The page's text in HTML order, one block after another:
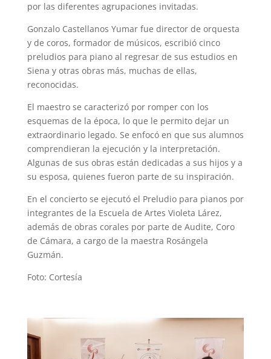
por las diferentes agrupaciones invitadas.
Gonzalo Castellanos Yumar fue director de orquesta
y de coros, formador de músicos, escribió cinco
preludios para piano al regresar de sus estudios en
Siena y otras obras más, muchas de ellas,
reconocidas.
El maestro se caracterizó por romper con los
esquemas de la época, lo que le permito dejar un
extraordinario legado. Se enfocó en que sus alumnos
comprendieran la ejecución y la interpretación.
Algunas de sus obras están dedicadas a sus hijos y a
su esposa, quienes fueron parte de su inspiración.
En el concierto se ejecutó el Preludio para pianos por
integrantes de la Escuela de Artes Violeta Lárez,
además de obras corales por parte de Audite, Coro
de Cámara, a cargo de la maestra Rosángela
Guzmán.
Foto: Cortesía